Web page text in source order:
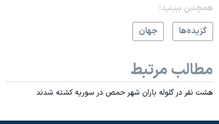
همچنبن ببینید:
گزيده‌ها
جهان
مطالب مرتبط
هشت نفر در گلوله باران شهر حمص در سوريه کشته شدند